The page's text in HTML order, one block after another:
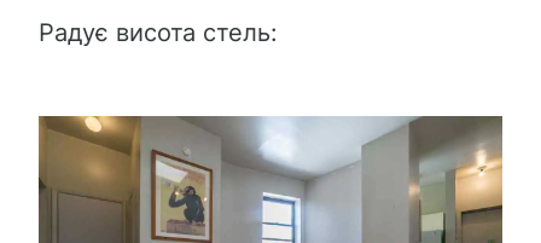
Радує висота стель: